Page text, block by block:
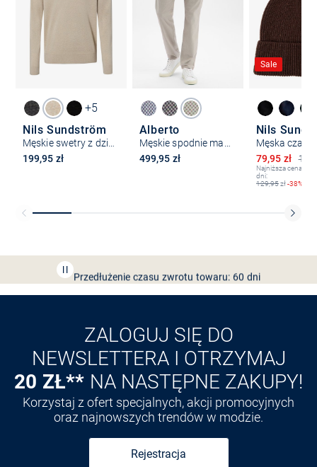
+5
Nils Sundström
199,95 zł
Alberto
499,95 zł
Sale
Nils
Obniżona
79,95 zł
Najniższa cena z
dni:
129,95zł-38%
Odkryj aplikację VANGRAAF
ZALOGUJ SIĘ DO
NEWSLETTERA I OTRZYMAJ
20 ZŁ** NA NASTĘPNE ZAKUPY!
Korzystaj z ofert specjalnych, akcji promocyjnych
oraz najnowszych trendów w modzie.
Rejestracja